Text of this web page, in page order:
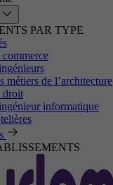
PAR TYPE
métiers de l’architecture
droit
informatique